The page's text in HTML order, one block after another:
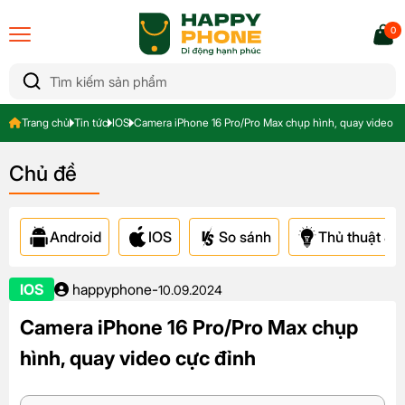
0
Trang chủ Tin tức IOS Camera iPhone 16 Pro/Pro Max chụp hình, quay video
Chủ đề
Android IOS So sánh Thủ thuật &
IOS happyphone-10.09.2024
Camera iPhone 16 Pro/Pro Max chụp
hình, quay video cực đỉnh